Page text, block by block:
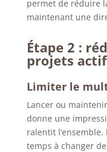
permet de réduire
maintenant une
Étape 2 :
projets
Limiter le
Lancer ou
donne une
ralentit
temps à changer